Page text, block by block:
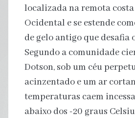
localizada na remota
Ocidental e se estende
de gelo antigo que desafia
Segundo a comunidade
Dotson, sob um céu
acinzentado e um ar
temperaturas caem
abaixo dos -20 graus